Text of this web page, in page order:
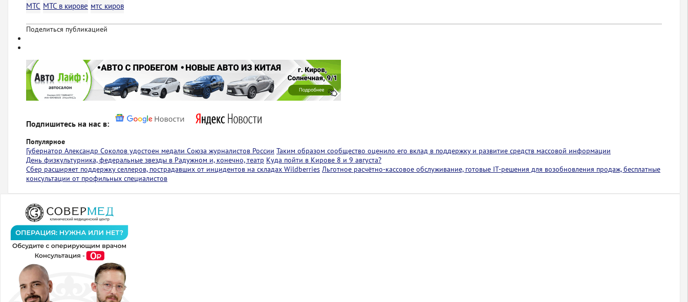
МТС МТС в кирове мтс киров
Поделиться публикацией
Подпишитесь на нас в:
Популярное
Губернатор Александр Соколов удостоен медали Союза журналистов России Таким образом сообщество оценило его вклад в поддержку и развитие средств массовой информации
День физкультурника, федеральные звезды в Радужном и, конечно, театр Куда пойти в Кирове 8 и 9 августа?
Сбер расширяет поддержку селлеров, пострадавших от инцидентов на складах Wildberries Льготное расчётно-кассовое обслуживание, готовые IT-решения для возобновления продаж, бесплатные
консультации от профильных специалистов